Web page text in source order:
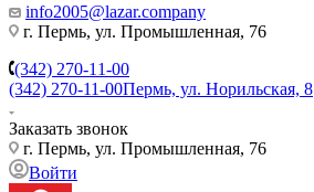
info2005@lazar.company
г. Пермь, ул. Промышленная, 76
(342) 270-11-00
(342) 270-11-00Пермь, ул. Норильская, 8
Заказать звонок
г. Пермь, ул. Промышленная, 76
Войти